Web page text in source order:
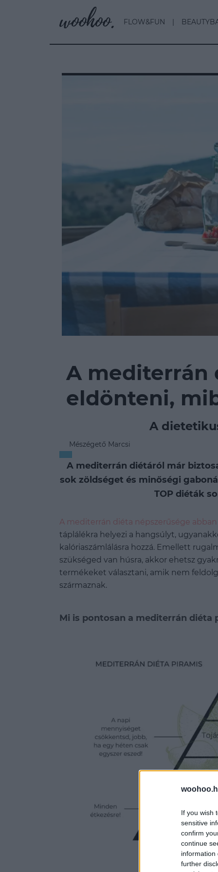
If you wish
sensitive
confirm
continue
information
further
FLOW&FUN
A mediterrán
eldönteni,
A
Mészégető Marcsi
A mediterrán diétáról már
sok zöldséget és minőségi
TOP diéták
A mediterrán diéta népszerűsége
táplálékra helyezi a hangsúlyt,
kalóriaszámlálásra hozzá. Emellett
szükséged van húsra, akkor ehetsz
termékeket választani, amik nem
származnak.
Mi is pontosan a mediterrán diéta